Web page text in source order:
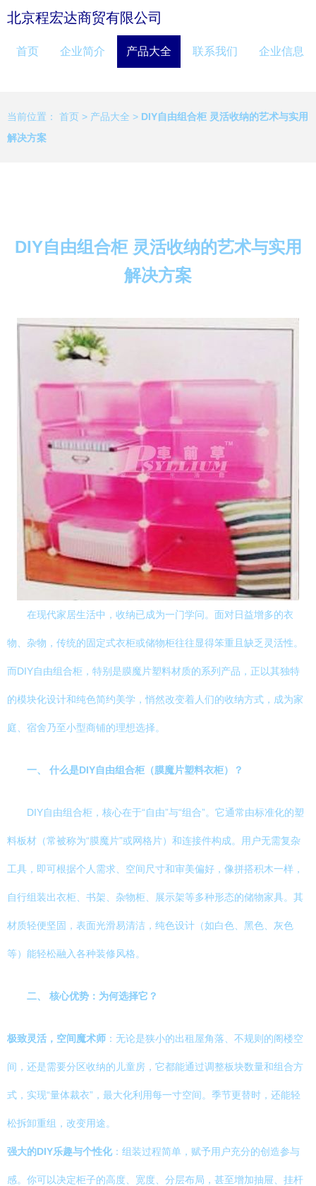
北京程宏达商贸有限公司
首页 企业简介 产品大全 联系我们 企业信息
当前位置： 首页 > 产品大全 > DIY自由组合柜 灵活收纳的艺术与实用
解决方案
DIY自由组合柜 灵活收纳的艺术与实用
解决方案
在现代家居生活中，收纳已成为一门学问。面对日益增多的衣
物、杂物，传统的固定式衣柜或储物柜往往显得笨重且缺乏灵活性。
而DIY自由组合柜，特别是膜魔片塑料材质的系列产品，正以其独特
的模块化设计和纯色简约美学，悄然改变着人们的收纳方式，成为家
庭、宿舍乃至小型商铺的理想选择。
一、 什么是DIY自由组合柜（膜魔片塑料衣柜）？
DIY自由组合柜，核心在于“自由”与“组合”。它通常由标准化的塑
料板材（常被称为“膜魔片”或网格片）和连接件构成。用户无需复杂
工具，即可根据个人需求、空间尺寸和审美偏好，像拼搭积木一样，
自行组装出衣柜、书架、杂物柜、展示架等多种形态的储物家具。其
材质轻便坚固，表面光滑易清洁，纯色设计（如白色、黑色、灰色
等）能轻松融入各种装修风格。
二、 核心优势：为何选择它？
极致灵活，空间魔术师 ：无论是狭小的出租屋角落、不规则的阁楼空
间，还是需要分区收纳的儿童房，它都能通过调整板块数量和组合方
式，实现“量体裁衣”，最大化利用每一寸空间。季节更替时，还能轻
松拆卸重组，改变用途。
强大的DIY乐趣与个性化：组装过程简单，赋予用户充分的创造参与
感。你可以决定柜子的高度、宽度、分层布局，甚至增加抽屉、挂杆